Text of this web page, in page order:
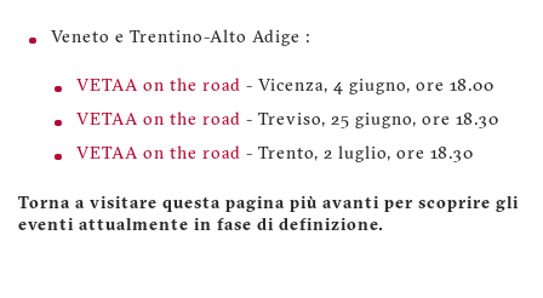
Veneto e Trentino-Alto Adige :
VETAA on the road - Vicenza, 4 giugno, ore 18.00
VETAA on the road - Treviso, 25 giugno, ore 18.30
VETAA on the road - Trento, 2 luglio, ore 18.30
Torna a visitare questa pagina più avanti per scoprire gli
eventi attualmente in fase di definizione.